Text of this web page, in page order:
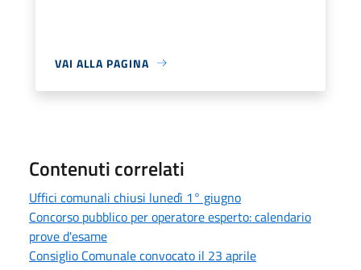
VAI ALLA PAGINA
Contenuti correlati
Uffici comunali chiusi lunedì 1° giugno
Concorso pubblico per operatore esperto: calendario
prove d'esame
Consiglio Comunale convocato il 23 aprile